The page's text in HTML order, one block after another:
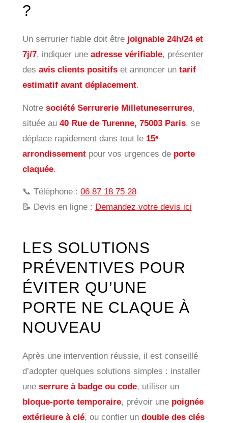
?
Un serrurier fiable doit être joignable 24h/24 et
7j/7, indiquer une adresse vérifiable, présenter
des avis clients positifset annoncer un tarif
estimatif avant déplacement.
Notre société Serrurerie Milletuneserrures,
située au 40 Rue de Turenne, 75003 Paris, se
déplace rapidement dans tout le 15ᵉ
arrondissementpour vos urgences de porte
claquée.
📞 Téléphone : 06 87 18 75 28
📝 Devis en ligne : Demandez votre devis ici
LES SOLUTIONS
PRÉVENTIVES POUR
ÉVITER QU’UNE
PORTE NE CLAQUE À
NOUVEAU
Après une intervention réussie, il est conseillé
d’adopter quelques solutions simples : installer
une serrure à badge ou code, utiliser un
bloque-porte temporaire, prévoir une poignée
extérieure à clé, ou confier un double des clés